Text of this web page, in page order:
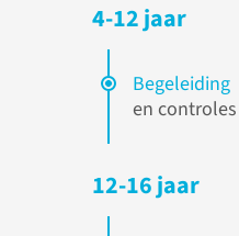
4-12 jaar
Begeleiding
en controles
12-16 jaar